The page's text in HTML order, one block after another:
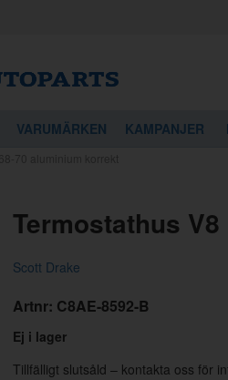
VARUMÄRKEN KAMPANJER
kan intressera
Termostathus
Scott Drake
Artnr: C8AE-8592-B
Ej i lager
Tillfälligt slutsåld – kontakta oss för